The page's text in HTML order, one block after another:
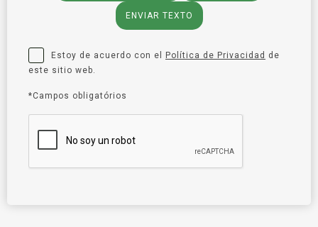
ENVIAR TEXTO
Estoy de acuerdo con el Política de Privacidad de
este sitio web.
*Campos obligatórios